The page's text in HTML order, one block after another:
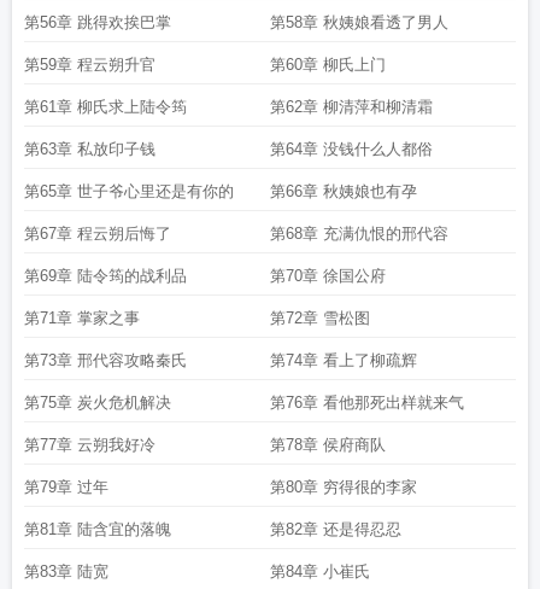
第56章 跳得欢挨巴掌 第58章 秋姨娘看透了男人
第59章 程云朔升官 第60章 柳氏上门
第61章 柳氏求上陆令筠 第62章 柳清萍和柳清霜
第63章 私放印子钱 第64章 没钱什么人都俗
第65章 世子爷心里还是有你的 第66章 秋姨娘也有孕
第67章 程云朔后悔了 第68章 充满仇恨的邢代容
第69章 陆令筠的战利品 第70章 徐国公府
第71章 掌家之事 第72章 雪松图
第73章 邢代容攻略秦氏 第74章 看上了柳疏辉
第75章 炭火危机解决 第76章 看他那死出样就来气
第77章 云朔我好冷 第78章 侯府商队
第79章 过年 第80章 穷得很的李家
第81章 陆含宜的落魄 第82章 还是得忍忍
第83章 陆宽 第84章 小崔氏